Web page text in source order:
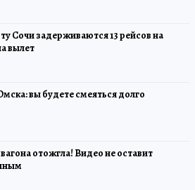
Сочи задерживаются 13 рейсов на
вылет
вы будете смеяться долго
отожгла! Видео не оставит